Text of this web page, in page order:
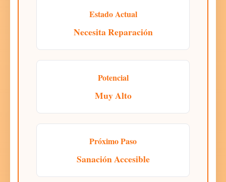
Estado Actual
Necesita Reparación
Potencial
Muy Alto
Próximo Paso
Sanación Accesible